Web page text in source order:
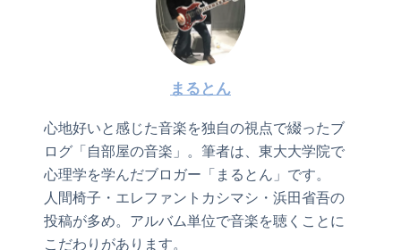
まるとん
心地好いと感じた音楽を独自の視点で綴ったブ
ログ「自部屋の音楽」。筆者は、東大大学院で
心理学を学んだブロガー「まるとん」です。
人間椅子・エレファントカシマシ・浜田省吾の
投稿が多め。アルバム単位で音楽を聴くことに
こだわりがあります。